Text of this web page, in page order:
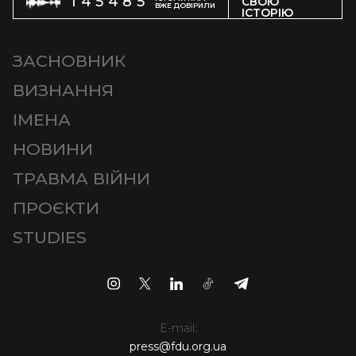
ВЖЕ ДОВІРИЛИ
ІСТОРІЮ
ЗАСНОВНИК
ВИЗНАННЯ
ІМЕНА
НОВИНИ
ТРАВМА ВІЙНИ
ПРОЄКТИ
STUDIES
E-mail:
press@fdu.org.ua